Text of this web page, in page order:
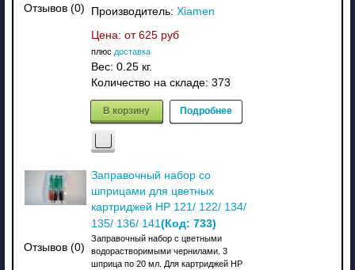
Отзывов (0) Производитель: Xiamen
Цена: от 625 руб
плюс доставка
Вес: 0.25 кг.
Количество на складе: 373
В корзину Подробнее
Отзывов (0)
Заправочный набор со
шприцами для цветных
картриджей HP 121/ 122/ 134/
135/ 136/ 141(Код: 733)
Заправочный набор с цветными
водорастворимыми чернилами. 3
шприца по 20 мл. Для картриджей HP